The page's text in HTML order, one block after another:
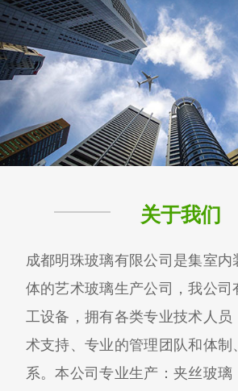
关于我们
成都明珠玻璃有限公司是集室内
体的艺术玻璃生产公司，我公司
工设备，拥有各类专业技术人员
术支持、专业的管理团队和体制
系。本公司专业生产：夹丝玻璃